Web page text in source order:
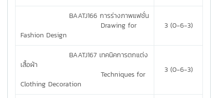
BAATJ166 การร่างภาพแฟชั่น
Drawing for
Fashion Design
3 (0-6-3)
BAATJ167 เทคนิคการตกแต่ง
เสื้อผ้า
Techniques for
Clothing Decoration
3 (0-6-3)